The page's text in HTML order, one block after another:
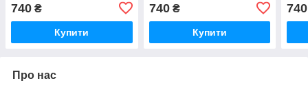
740 ₴
Купити
740₴
Купити
740
Про нас